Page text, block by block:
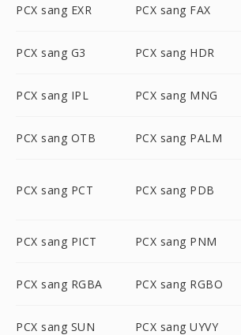
PCX sang EXR PCX sang FAX
PCX sang G3 PCX sang HDR
PCX sang IPL PCX sang MNG
PCX sang OTB PCX sang PALM
PCX sang PCT PCX sang PDB
PCX sang PICT PCX sang PNM
PCX sang RGBA PCX sang RGBO
PCX sang SUN PCX sang UYVY